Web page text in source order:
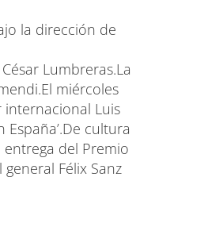
la dirección de
Lumbreras.La
miércoles
Luis
cultura
entrega del Premio
Félix Sanz